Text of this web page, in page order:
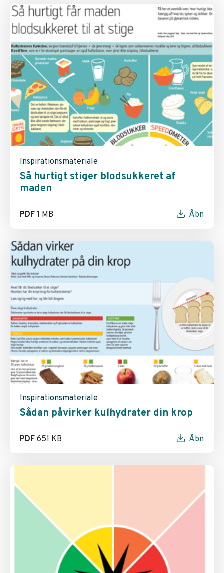
Inspirationsmateriale
Så hurtigt stiger blodsukkeret af
maden
PDF 1 MB Åbn
Inspirationsmateriale
Sådan påvirker kulhydrater din krop
PDF 651 KB Åbn